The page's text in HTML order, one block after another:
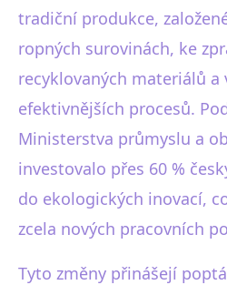
tradiční produkce,
ropných surovinách, ke
recyklovaných materiálů a
efektivnějších procesů.
Ministerstva průmyslu a
investovalo přes 60 %
do ekologických inovací,
zcela nových pracovních
Tyto změny přinášejí